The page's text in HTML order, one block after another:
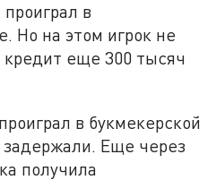
в
Но на этом игрок не
кредит еще 300 тысяч
в букмекерской
задержали. Еще через
получила